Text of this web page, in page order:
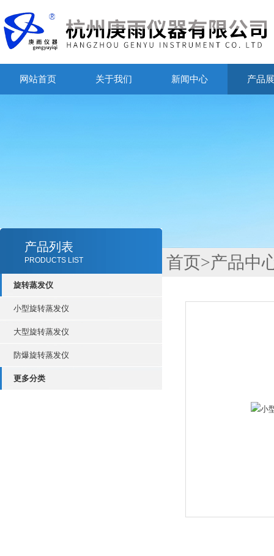
网站首页 关于我们 新闻中心 产品
产品列表
PRODUCTS LIST
旋转蒸发仪
小型旋转蒸发仪
大型旋转蒸发仪
防爆旋转蒸发仪
更多分类
首页>产品中